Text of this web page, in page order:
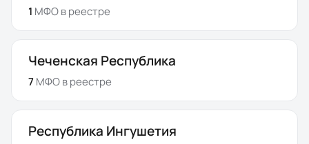
1 МФОв реестре
Чеченская Республика
7 МФОв реестре
Республика Ингушетия